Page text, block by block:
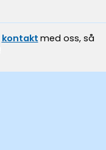
kontakt med oss, så